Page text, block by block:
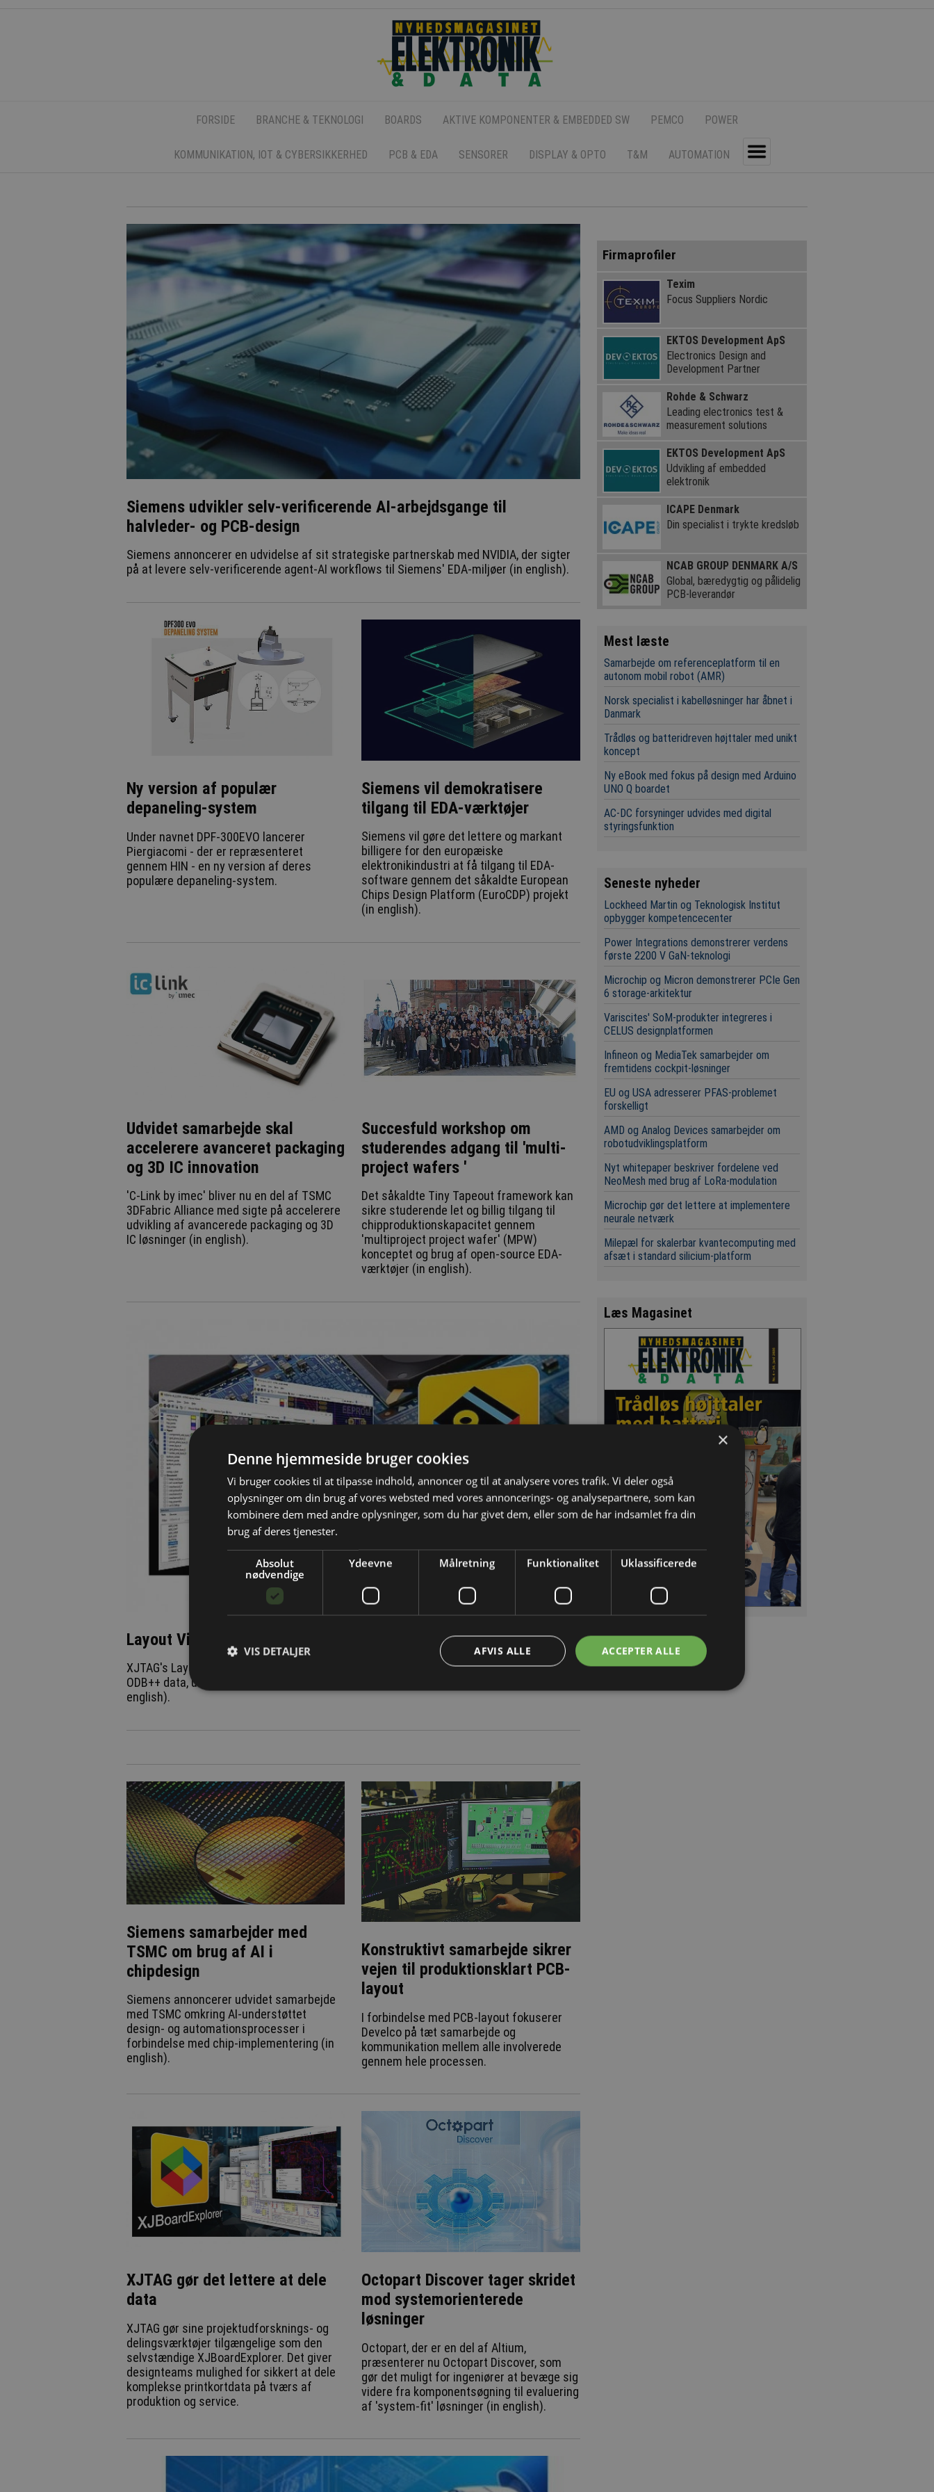
FORSIDE BRANCHE & TEKNOLOGI BOARDS AKTIVE KOMPONENTER & EMBEDDED SW PEMCO POWER
KOMMUNIKATION, IOT & CYBERSIKKERHED PCB & EDA SENSORER DISPLAY & OPTO T&M AUTOMATION
Siemens udvikler selv-verificerende AI-arbejdsgange til
halvleder- og PCB-design
Siemens annoncerer en udvidelse af sit strategiske partnerskab med NVIDIA, der sigter
på at levere selv-verificerende agent-AI workflows til Siemens' EDA-miljøer (in english).
Ny version af populær
depaneling-system
Under navnet DPF-300EVO lancerer
Piergiacomi - der er repræsenteret
gennem HIN - en ny version af deres
populære depaneling-system.
Siemens vil demokratisere
tilgang til EDA-værktøjer
Siemens vil gøre det lettere og markant
billigere for den europæiske
elektronikindustri at få tilgang til EDA-
software gennem det såkaldte European
Chips Design Platform (EuroCDP) projekt
(in english).
Udvidet samarbejde skal
accelerere avanceret packaging
og 3D IC innovation
'C-Link by imec' bliver nu en del af TSMC
3DFabric Alliance med sigte på accelerere
udvikling af avancerede packaging og 3D
IC løsninger (in english).
Succesfuld workshop om
studerendes adgang til 'multi-
project wafers '
Det såkaldte Tiny Tapeout framework kan
sikre studerende let og billig tilgang til
chipproduktionskapacitet gennem
'multiproject project wafer' (MPW)
konceptet og brug af open-source EDA-
værktøjer (in english).
Layout Viewer gør det let at få indsigt i et PCB-design
XJTAG's Layout Viewer kan hjælpe ingeniører med hurtigt at se PCB-designs ved hjælp af
ODB++ data, uden at der kræves adgang til komplette CAD-systemer eller testmiljøer (in
english).
Siemens samarbejder med
TSMC om brug af AI i
chipdesign
Siemens annoncerer udvidet samarbejde
med TSMC omkring AI-understøttet
design- og automationsprocesser i
forbindelse med chip-implementering (in
english).
Konstruktivt samarbejde sikrer
vejen til produktionsklart PCB-
layout
I forbindelse med PCB-layout fokuserer
Develco på tæt samarbejde og
kommunikation mellem alle involverede
gennem hele processen.
XJTAG gør det lettere at dele
data
XJTAG gør sine projektudforsknings- og
delingsværktøjer tilgængelige som den
selvstændige XJBoardExplorer. Det giver
designteams mulighed for sikkert at dele
komplekse printkortdata på tværs af
produktion og service.
Octopart Discover tager skridet
mod systemorienterede
løsninger
Octopart, der er en del af Altium,
præsenterer nu Octopart Discover, som
gør det muligt for ingeniører at bevæge sig
videre fra komponentsøgning til evaluering
af 'system-fit' løsninger (in english).
Firmaprofiler
Texim
Focus Suppliers Nordic
EKTOS Development ApS
Electronics Design and
Development Partner
Rohde & Schwarz
Leading electronics test &
measurement solutions
EKTOS Development ApS
Udvikling af embedded
elektronik
ICAPE Denmark
Din specialist i trykte kredsløb
NCAB GROUP DENMARK A/S
Global, bæredygtig og pålidelig
PCB-leverandør
Mest læste
Samarbejde om referenceplatform til en
autonom mobil robot (AMR)
Norsk specialist i kabelløsninger har åbnet i
Danmark
Trådløs og batteridreven højttaler med unikt
koncept
Ny eBook med fokus på design med Arduino
UNO Q boardet
AC-DC forsyninger udvides med digital
styringsfunktion
Seneste nyheder
Lockheed Martin og Teknologisk Institut
opbygger kompetencecenter
Power Integrations demonstrerer verdens
første 2200 V GaN-teknologi
Microchip og Micron demonstrerer PCIe Gen
6 storage-arkitektur
Variscites' SoM-produkter integreres i
CELUS designplatformen
Infineon og MediaTek samarbejder om
fremtidens cockpit-løsninger
EU og USA adresserer PFAS-problemet
forskelligt
AMD og Analog Devices samarbejder om
robotudviklingsplatform
Nyt whitepaper beskriver fordelene ved
NeoMesh med brug af LoRa-modulation
Microchip gør det lettere at implementere
neurale netværk
Milepæl for skalerbar kvantecomputing med
afsæt i standard silicium-platform
Læs Magasinet
×
Denne hjemmeside bruger cookies
Vi bruger cookies til at tilpasse indhold, annoncer og til at analysere vores trafik. Vi deler også
oplysninger om din brug af vores websted med vores annoncerings- og analysepartnere, som kan
kombinere dem med andre oplysninger, som du har givet dem, eller som de har indsamlet fra din
brug af deres tjenester.
Absolut
nødvendige
Ydeevne Målretning Funktionalitet Uklassificerede
ACCEPTER ALLE
AFVIS ALLE
VIS DETALJER